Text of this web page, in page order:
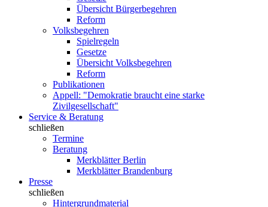
Übersicht Bürgerbegehren
Reform
Volksbegehren
Spielregeln
Gesetze
Übersicht Volksbegehren
Reform
Publikationen
Appell: "Demokratie braucht eine starke
Zivilgesellschaft"
Service & Beratung
schließen
Termine
Beratung
Merkblätter Berlin
Merkblätter Brandenburg
Presse
schließen
Hintergrundmaterial